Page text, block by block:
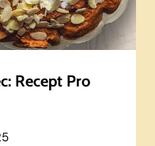
Recept Pro